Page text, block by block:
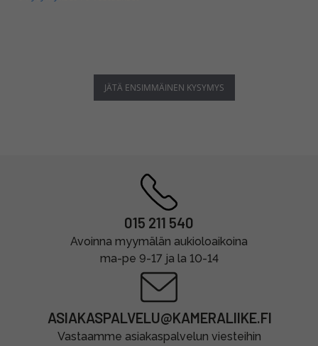
JÄTÄ ENSIMMÄINEN KYSYMYS
015 211 540
Avoinna myymälän aukioloaikoina
ma-pe 9-17 ja la 10-14
ASIAKASPALVELU@KAMERALIIKE.FI
Vastaamme asiakaspalvelun viesteihin